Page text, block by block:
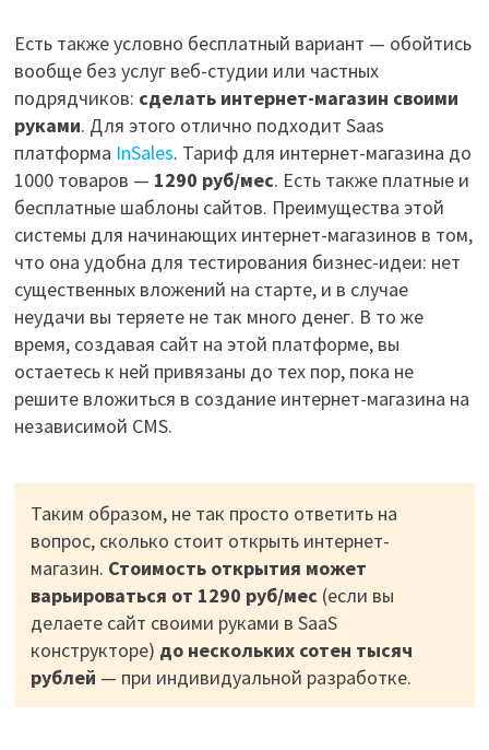
Есть также условно бесплатный вариант — обойтись
вообще без услуг веб-студии или частных
подрядчиков: сделать интернет-магазин своими
руками. Для этого отлично подходит Saas
платформа InSales. Тариф для интернет-магазина до
1000 товаров — 1290 руб/мес. Есть также платные и
бесплатные шаблоны сайтов. Преимущества этой
системы для начинающих интернет-магазинов в том,
что она удобна для тестирования бизнес-идеи: нет
существенных вложений на старте, и в случае
неудачи вы теряете не так много денег. В то же
время, создавая сайт на этой платформе, вы
остаетесь к ней привязаны до тех пор, пока не
решите вложиться в создание интернет-магазина на
независимой CMS.
Таким образом, не так просто ответить на
вопрос, сколько стоит открыть интернет-
магазин. Стоимость открытия может
варьироваться от 1290 руб/мес (если вы
делаете сайт своими руками в SaaS
конструкторе) до нескольких сотен тысяч
рублей — при индивидуальной разработке.